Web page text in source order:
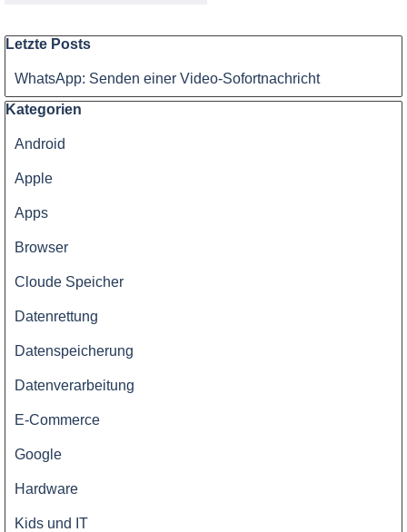
Block überspringen Letzte Posts
Letzte Posts
WhatsApp: Senden einer Video-Sofortnachricht
Block überspringen Kategorien
Kategorien
Android
Apple
Apps
Browser
Cloude Speicher
Datenrettung
Datenspeicherung
Datenverarbeitung
E-Commerce
Google
Hardware
Kids und IT